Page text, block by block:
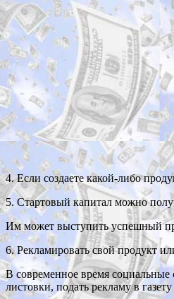
4. Если создаете какой-либо
5. Стартовый капитал можно
Им может выступить успешный
6. Рекламировать свой продукт
В современное время
листовки, подать рекламу в